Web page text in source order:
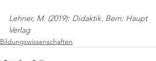
Lehner, M. (2019): Didaktik. Bern: Haupt
Verlag
Bildungswissenschaften